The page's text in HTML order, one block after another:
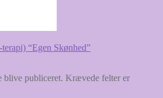
“Egen Skønhed”
blive publiceret. Krævede felter er